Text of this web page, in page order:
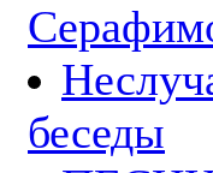
беседы